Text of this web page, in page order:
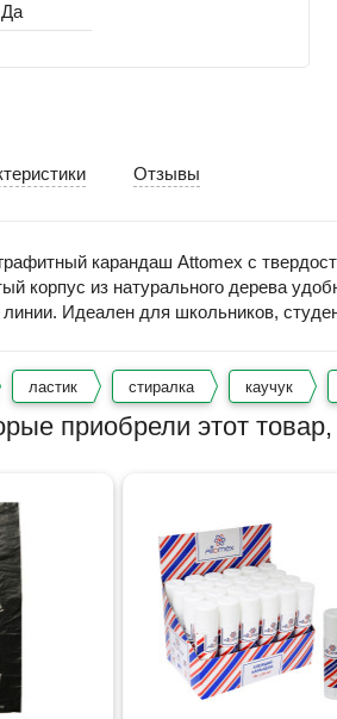
Да
Отзывы
карандаш Attomex с
корпус из натурального дерева
линии. Идеален для школьников,
ластик стиралка каучук
приобрели этот